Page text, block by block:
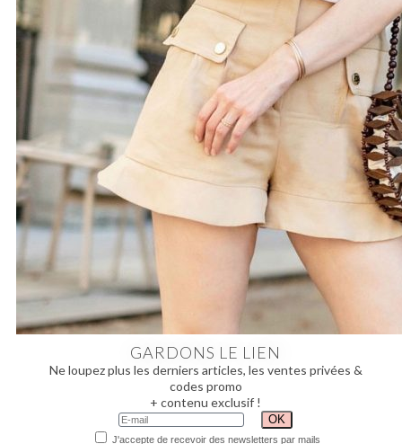
GARDONS LE LIEN
Ne loupez plus les derniers articles, les ventes privées &
codes promo
+ contenu exclusif !
J'accepte de recevoir des newsletters par mails